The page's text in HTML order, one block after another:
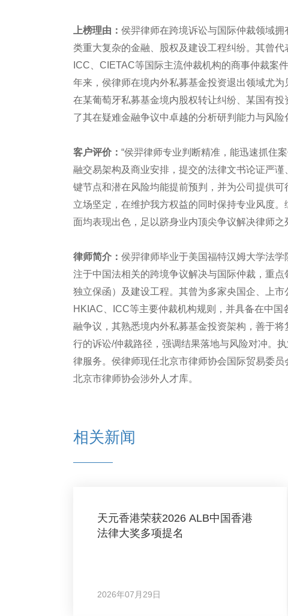
上榜理由： 侯羿律师在跨境诉讼与国际仲裁领域
类重大复杂的金融、股权及建设工程纠纷。其曾
ICC、CIETAC等国际主流仲裁机构的商事仲裁案
年来，侯律师在境内外私募基金投资退出领域尤
在某葡萄牙私募基金境内股权转让纠纷、某国有
了其在疑难金融争议中卓越的分析研判能力与风险
客户评价： “侯羿律师专业判断精准，能迅速抓住
融交易架构及商业安排，提交的法律文书论证严
键节点和潜在风险均能提前预判，并为公司提供
立场坚定，在维护我方权益的同时保持专业风度
面均表现出色，足以跻身业内顶尖争议解决律师之
律师简介： 侯羿律师毕业于美国福特汉姆大学法
注于中国法相关的跨境争议解决与国际仲裁，重
独立保函）及建设工程。其曾为多家央国企、上
HKIAC、ICC等主要仲裁机构规则，并具备在中
融争议，其熟悉境内外私募基金投资架构，善于
行的诉讼/仲裁路径，强调结果落地与风险对冲。
律服务。侯律师现任北京市律师协会国际贸易委
北京市律师协会涉外人才库。
相关新闻
天元香港荣获2026 ALB中国香港
法律大奖多项提名
2026年07月29日